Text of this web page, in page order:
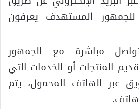
المستهدف يعرفون
مباشرة مع الجمهور
المنتجات أو الخدمات التي
عبر الهاتف المحمول، يتم